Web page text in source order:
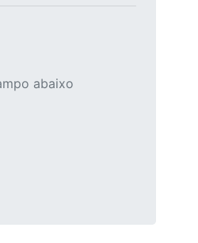
abaixo